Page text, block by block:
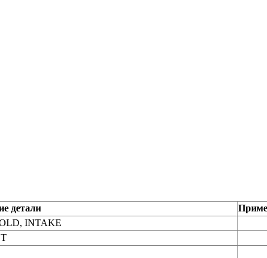
детали
INTAKE